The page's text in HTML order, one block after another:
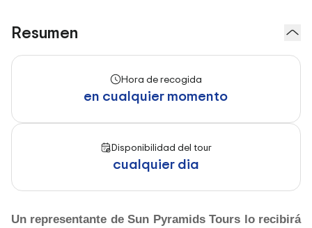
Resumen
Hora de recogida
en cualquier momento
Disponibilidad del tour
cualquier dia
Un representante de Sun Pyramids Tours lo recibirá